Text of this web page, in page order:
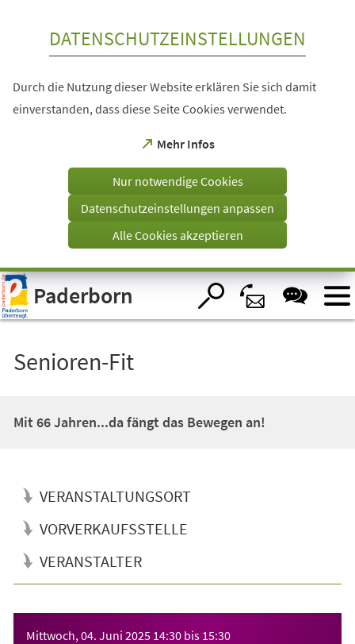
Visuelle
Assistenzsoftware
öffnen.
DATENSCHUTZEINSTELLUNGEN
Durch die Nutzung dieser Website erklären Sie sich damit
einverstanden, dass diese Seite Cookies verwendet.
Mehr Infos
(Öffnet
einem
Tab)
Nur notwendige Cookies
Datenschutzeinstellungen anpassen
Alle Cookies akzeptieren
Paderborn
Senioren-Fit
Mit 66 Jahren...da fängt das Bewegen an!
VERANSTALTUNGSORT
VORVERKAUFSSTELLE
VERANSTALTER
Mittwoch, 04. Juni 2025 14:30 bis 15:30